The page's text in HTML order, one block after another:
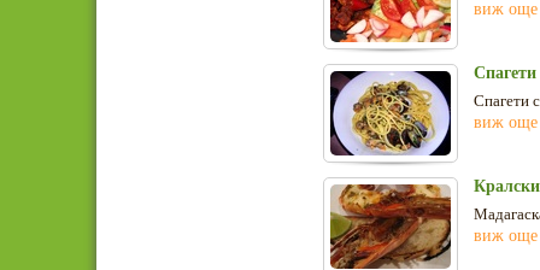
виж още
Спагети
виж още
виж още